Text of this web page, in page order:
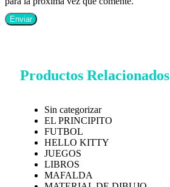
Productos Relacionados
Sin categorizar
EL PRINCIPITO
FUTBOL
HELLO KITTY
JUEGOS
LIBROS
MAFALDA